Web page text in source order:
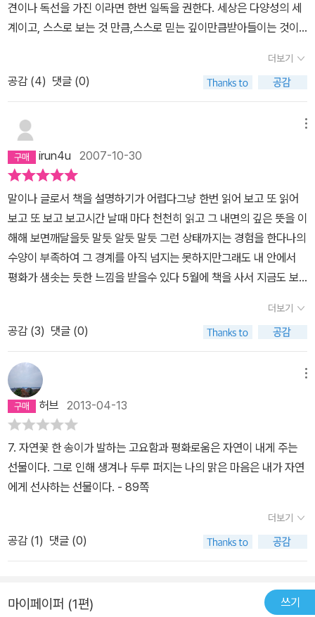
대해 얘기한 적이 있지만 에고는 문제를 일으킨다. 쟤는 나보다 키가
커, 그래서 속상해, 키를 키워야 겠어...키라는 문제를 일으킨다. 에고
몸이 약한 사실을 문제로 삼아 개선시키려고 하지만 실상은 몸이 약
면 나를 잃게 되는 것으로 무의식적으로 반응한다. 감정도 마찬가지
차 저 사람보다 방석에 더 오래 앉아 있어야지, 하는 마음을 갖는다면
고요 속에 있는 것이 아니라 에고만 키우고 있는 것이다. 그렇다면 지
금 당신에게 '지금 이 순간을 즐기며 행복하라'고 말하고 있는 것일
까? 그렇지 않다. 그저 지금 이 순간의 '그러함'을 그대로 두어라. 그
것으로 충분하다.-p.75에고...늘 고요 속에 있는 것은 아닌데도 붙잡
고 있던 허깨비의 실체를 본 탓일까, 마음이 편안하다. 마음이 편안한
것이 이렇게 자연스러운 일이구나. 고요함 속에는 이렇게 기쁨이 넘
견이나 독선을 가진 이라면 한번 일독을 권한다. 세상은 다양성의 세
계이고, 스스로 보는 것 만큼,스스로 믿는 깊이만큼받아들이는 것이
음의 길을 걷는 도반들에게 일독을 권한다. 진리를 발견하길 소망하
며....
더보기
공감 (4) 댓글 (0)
irun4u 2007-10-30
말이나 글로서 책을 설명하기가 어렵다그냥 한번 읽어 보고 또 읽어
보고 또 보고 보고시간 날때 마다 천천히 읽고 그 내면의 깊은 뜻을 이
해해 보면깨달을듯 말듯 알듯 말듯 그런 상태까지는 경험을 한다나의
수양이 부족하여 그 경계를 아직 넘지는 못하지만그래도 내 안에서
평화가 샘솟는 듯한 느낌을 받을수 있다 5월에 책을 사서 지금도 보
을 선물해 줄양이면 적극 추천하고 싶다얇지만 아주 아주 강력한 힘
을 지닌 책이다 끝으로 '시간과 공간이 무엇이냐?''우리는 어디서 왔
고 어디로 가는가?'그 물음에 대한 답은 '지금 그리고 여기'라고 필자
는 말하다'깨달음과 현존'
더보기
공감 (3) 댓글 (0)
허브 2013-04-13
7. 자연꽃 한 송이가 발하는 고요함과 평화로움은 자연이 내게 주는
선물이다. 그로 인해 생겨나 두루 퍼지는 나의 맑은 마음은 내가 자연
에게 선사하는 선물이다. - 89쪽
더보기
공감 (1) 댓글 (0)
마이페이퍼 (1편) 쓰기